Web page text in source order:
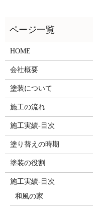
HOME
会社概要
塗装について
施工の流れ
施工実績-目次
塗り替えの時期
塗装の役割
施工実績-目次
和風の家